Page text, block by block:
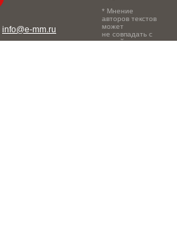
info@e-mm.ru
* Мнение
авторов текстов
может
не совпадать с
точкой зрения